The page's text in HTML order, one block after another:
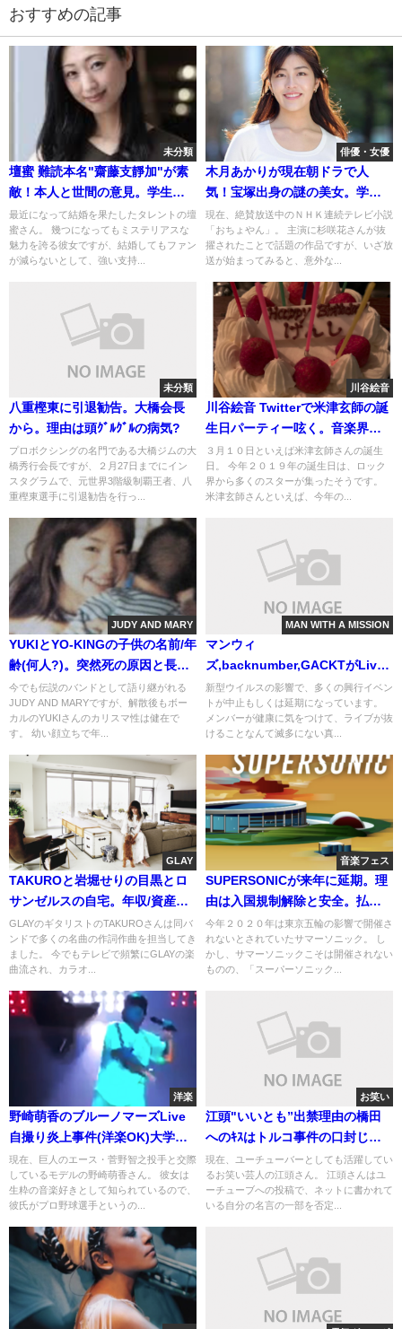
おすすめの記事
未分類
壇蜜 難読本名"齋藤支靜加"が素
敵！本人と世間の意見。学生時
代の思い出
最近になって結婚を果たしたタレントの壇
蜜さん。 幾つになってもミステリアスな
魅力を誇る彼女ですが、結婚してもファン
が減らないとして、強い支持...
俳優・女優
木月あかりが現在朝ドラで人
気！宝塚出身の謎の美女。学歴/
経歴
現在、絶賛放送中のＮＨＫ連続テレビ小説
「おちょやん」。 主演に杉咲花さんが抜
擢されたことで話題の作品ですが、いざ放
送が始まってみると、意外な...
未分類
八重樫東に引退勧告。大橋会長
から。理由は頭ｸﾞﾙｸﾞﾙの病気?
プロボクシングの名門である大橋ジムの大
橋秀行会長ですが、２月27日までにイン
スタグラムで、元世界3階級制覇王者、八
重樫東選手に引退勧告を行っ...
川谷絵音
川谷絵音 Twitterで米津玄師の誕
生日パーティー呟く。音楽界の
オールスター感謝祭
３月１０日といえば米津玄師さんの誕生
日。 今年２０１９年の誕生日は、ロック
界から多くのスターが集ったそうです。
米津玄師さんといえば、今年の...
JUDY AND MARY
YUKIとYO-KINGの子供の名前/年
齢(何人?)。突然死の原因と長男
への歌曲
今でも伝説のバンドとして語り継がれる
JUDY AND MARYですが、解散後もボー
カルのYUKIさんのカリスマ性は健在で
す。 幼い顔立ちで年...
MAN WITH A MISSION
マンウィ
ズ,backnumber,GACKTがLive
中止or延期。損害額は数百億?
新型ウイルスの影響で、多くの興行イベン
トが中止もしくは延期になっています。
メンバーが健康に気をつけて、ライブが抜
けることなんて滅多にない真...
GLAY
TAKUROと岩堀せりの目黒とロ
サンゼルスの自宅。年収/資産の
価値観(本)
GLAYのギタリストのTAKUROさんは同バ
ンドで多くの名曲の作詞作曲を担当してき
ました。 今でもテレビで頻繁にGLAYの楽
曲流され、カラオ...
音楽フェス
SUPERSONICが来年に延期。理
由は入国規制解除と安全。払戻
と2021日程
今年２０２０年は東京五輪の影響で開催さ
れないとされていたサマーソニック。 し
かし、サマーソニックこそは開催されない
ものの、「スーパーソニック...
洋楽
野崎萌香のブルーノマーズLive
自撮り炎上事件(洋楽OK)大学と
育ち[画像]
現在、巨人のエース・菅野智之投手と交際
しているモデルの野崎萌香さん。 彼女は
生粋の音楽好きとして知られているので、
彼氏がプロ野球選手というの...
お笑い
江頭"いいとも”出禁理由の橋田
へのｷｽはトルコ事件の口封じが
原因
現在、ユーチューバーとしても活躍してい
るお笑い芸人の江頭さん。 江頭さんはユ
ーチューブへの投稿で、ネットに書かれて
いる自分の名言の一部を否定...